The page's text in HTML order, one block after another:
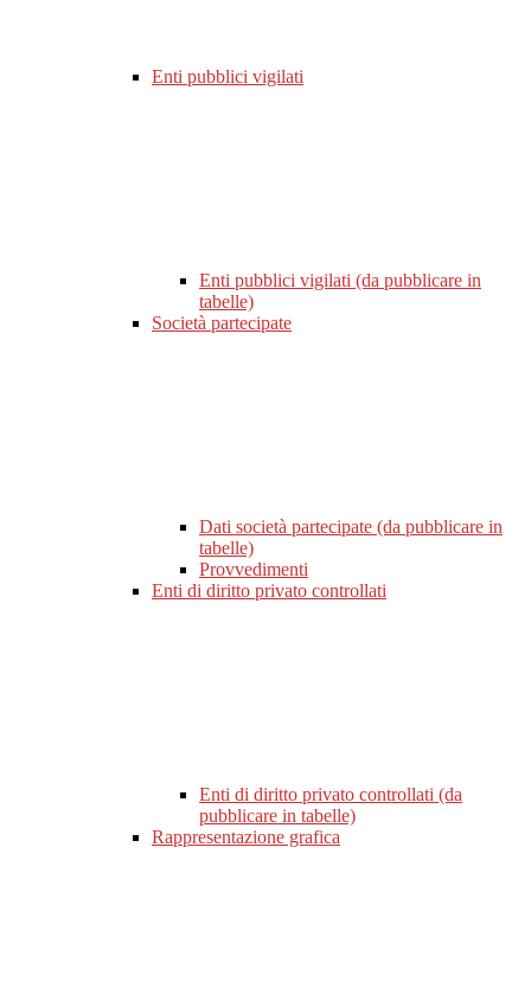
Enti pubblici vigilati
Enti pubblici vigilati (da pubblicare in
tabelle)
Società partecipate
Dati società partecipate (da pubblicare in
tabelle)
Provvedimenti
Enti di diritto privato controllati
Enti di diritto privato controllati (da
pubblicare in tabelle)
Rappresentazione grafica